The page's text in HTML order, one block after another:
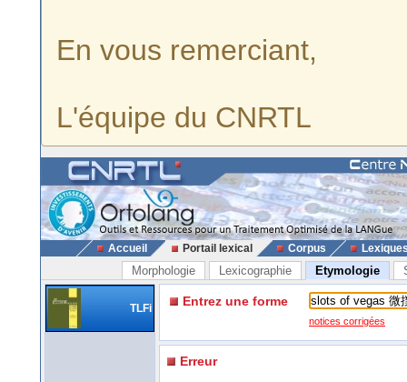
En vous remerciant,
L'équipe du CNRTL
Accueil Portail lexical Corpus
Morphologie Lexicographie Etymologie
TLFi Entrez une forme
notices corrigées
Erreur